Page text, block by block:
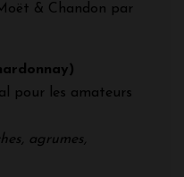
& Chandon par
pour les amateurs
agrumes,